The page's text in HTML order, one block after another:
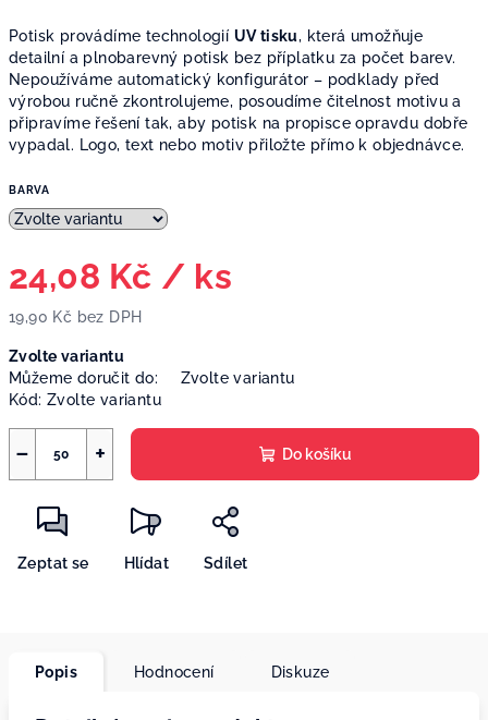
Potisk provádíme technologií UV tisku, která umožňuje
detailní a plnobarevný potisk bez příplatku za počet barev.
Nepoužíváme automatický konfigurátor – podklady před
výrobou ručně zkontrolujeme, posoudíme čitelnost motivu a
připravíme řešení tak, aby potisk na propisce opravdu dobře
vypadal. Logo, text nebo motiv přiložte přímo k objednávce.
BARVA
24,08 Kč / ks
19,90 Kč bez DPH
cena:
Zvolte variantu
Můžeme doručit do:
Zvolte variantu
Kód: Zvolte variantu
+
− Do košíku
Zeptat se Hlídat Sdílet
Popis Hodnocení Diskuze